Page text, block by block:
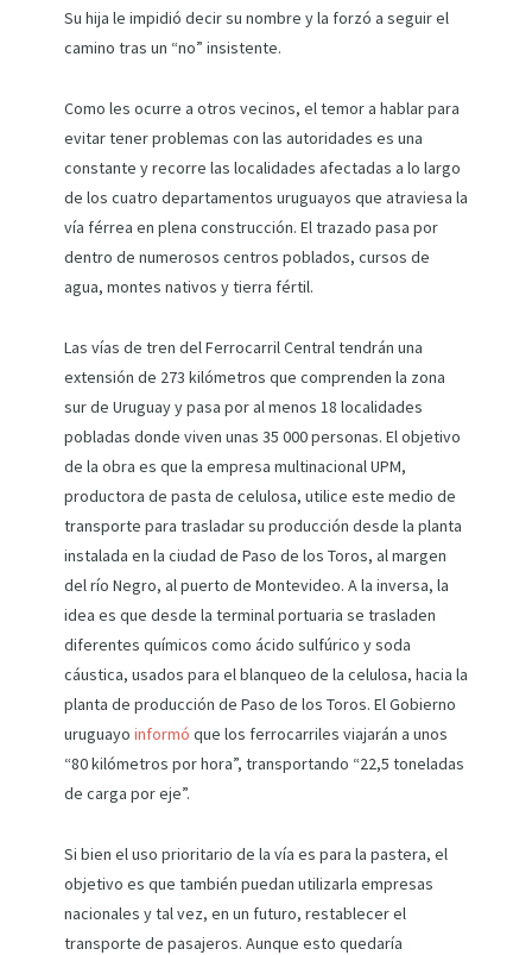
Su hija le impidió decir su nombre y la forzó a seguir el
camino tras un “no” insistente.
Como les ocurre a otros vecinos, el temor a hablar para
evitar tener problemas con las autoridades es una
constante y recorre las localidades afectadas a lo largo
de los cuatro departamentos uruguayos que atraviesa la
vía férrea en plena construcción. El trazado pasa por
dentro de numerosos centros poblados, cursos de
agua, montes nativos y tierra fértil.
Las vías de tren del Ferrocarril Central tendrán una
extensión de 273 kilómetros que comprenden la zona
sur de Uruguay y pasa por al menos 18 localidades
pobladas donde viven unas 35 000 personas. El objetivo
de la obra es que la empresa multinacional UPM,
productora de pasta de celulosa, utilice este medio de
transporte para trasladar su producción desde la planta
instalada en la ciudad de Paso de los Toros, al margen
del río Negro, al puerto de Montevideo. A la inversa, la
idea es que desde la terminal portuaria se trasladen
diferentes químicos como ácido sulfúrico y soda
cáustica, usados para el blanqueo de la celulosa, hacia la
planta de producción de Paso de los Toros. El Gobierno
uruguayo informó que los ferrocarriles viajarán a unos
“80 kilómetros por hora”, transportando “22,5 toneladas
de carga por eje”.
Si bien el uso prioritario de la vía es para la pastera, el
objetivo es que también puedan utilizarla empresas
nacionales y tal vez, en un futuro, restablecer el
transporte de pasajeros. Aunque esto quedaría